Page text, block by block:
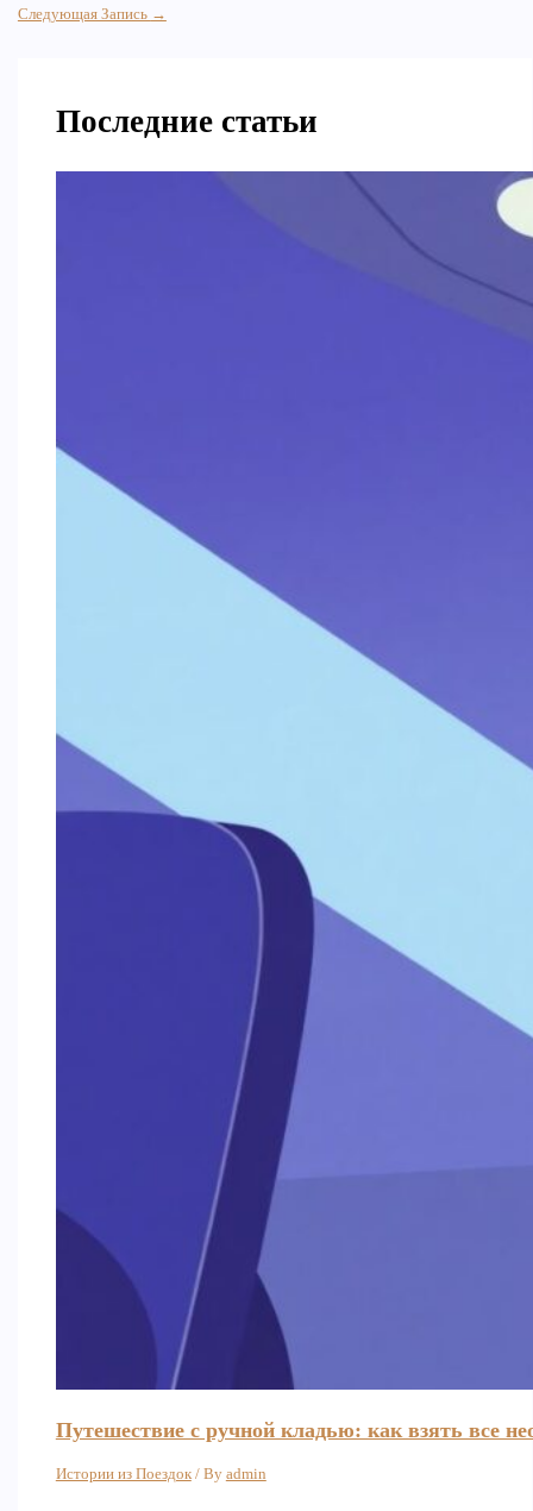
Следующая Запись →
Последние статьи
Путешествие с ручной кладью: как взять все
Истории из Поездок/ By admin